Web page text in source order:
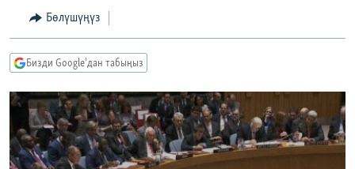
БҮГҮН АЗАТТЫКТА
ДАНИСТЕ
ЭЖЕ-СИҢДИЛЕР
АЗАТТЫК+
ПОДКАСТ
Русский
ОНЛАЙН ШЕРИНЕ
Бөлүшүңүз
Бизди Google'дан табыңыз